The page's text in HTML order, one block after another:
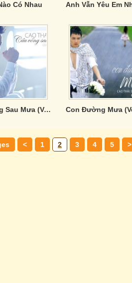
Có Nhau
Cầu Vồng Sau Mưa (Vol. 8)
< 1 2 3 4 5 >